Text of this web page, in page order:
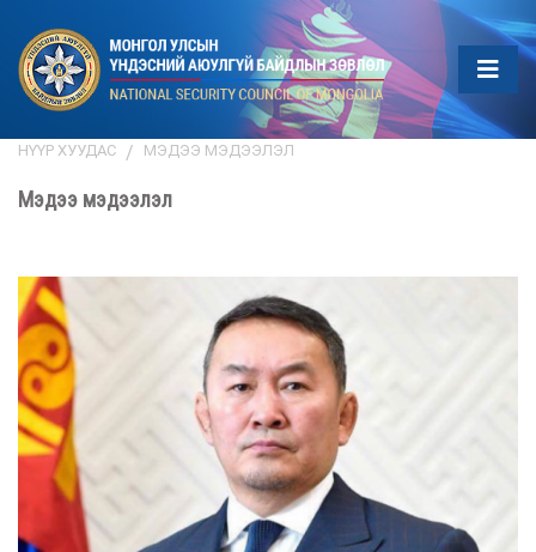
НҮҮР ХУУДАС МЭДЭЭ МЭДЭЭЛЭЛ
Мэдээ мэдээлэл